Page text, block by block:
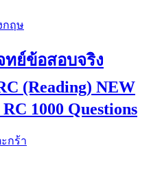
กฤษ
ทย์ข้อสอบจริง
(Reading) NEW
1000 Questions
กร้า